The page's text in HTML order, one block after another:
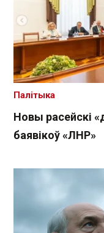
Новы расейскі
баявікоў «ЛНР»
Палітыка